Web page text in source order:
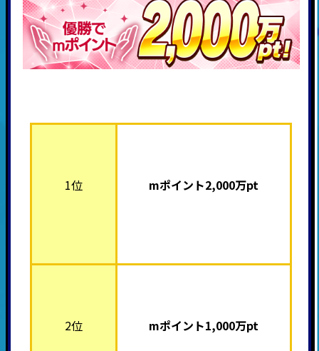
1位 mポイント2,000万pt
2位 mポイント1,000万pt